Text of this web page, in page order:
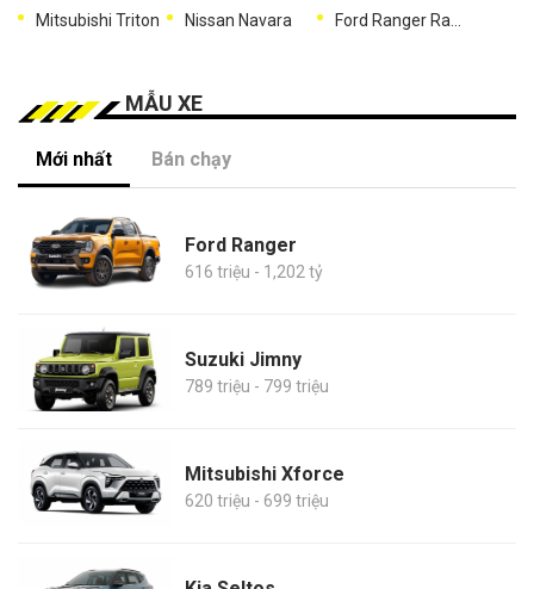
Mitsubishi Triton Nissan Navara Ford Ranger Raptor
MẪU XE
Mới nhất Bán chạy
Ford Ranger
616 triệu - 1,202 tỷ
Suzuki Jimny
789 triệu - 799 triệu
Mitsubishi Xforce
620 triệu - 699 triệu